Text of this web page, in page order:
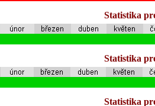
Statistika
Statistika
Statistika